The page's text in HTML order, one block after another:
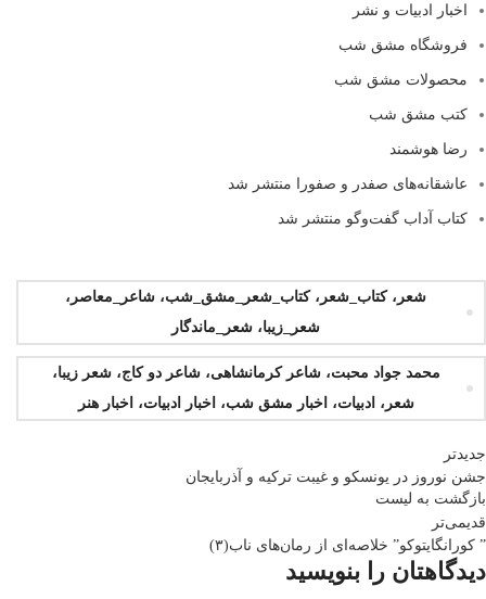
اخبار ادبیات و نشر
فروشگاه مشق شب
محصولات مشق شب
کتب مشق شب
رضا هوشمند
عاشقانه‌های صفدر و صفورا منتشر شد
کتاب آداب گفت‌و‌گو منتشر شد
شعر، کتاب_شعر، کتاب_شعر_مشق_شب، شاعر_معاصر،
شعر_زیبا، شعر_ماندگار
محمد جواد محبت، شاعر کرمانشاهی، شاعر دو کاج، شعر زیبا،
شعر، ادبیات، اخبار مشق شب، اخبار ادبیات، اخبار هنر
جدیدتر
جشن نوروز در یونسکو و غیبت ترکیه و آذربایجان
بازگشت بە لیست
قدیمی‌تر
” کورانگایتوکو” خلاصه‌ای از رمان‌های ناب(۳)
دیدگاهتان را بنویسید